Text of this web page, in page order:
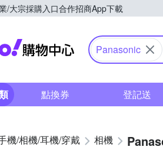
/大宗採購入口合作招商App下載
Yahoo購物中心
Panasonic
點換券 登記送
機/相機/耳機/穿戴 相機